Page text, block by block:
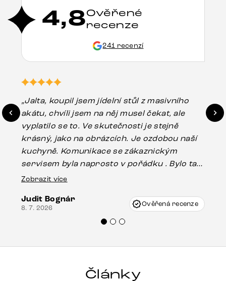
4,8Ověřené
recenze
241 recenzí
„Jalta, koupil jsem jídelní stůl z masivního
akátu, chvíli jsem na něj musel čekat, ale
vyplatilo se to. Ve skutečnosti je stejně
krásný, jako na obrázcích. Je ozdobou naší
kuchyně. Komunikace se zákaznickým
servisem byla naprosto v pořádku . Bylo tam
drobné poškození u nohy stolu, které mohlo
Vincze mi velmi korektně vyšli vstříc.
Doporučuji produkty Delife všem.“
Zobrazit více
Judit Bognár
8. 7. 2026 Ověřená recenze
Články